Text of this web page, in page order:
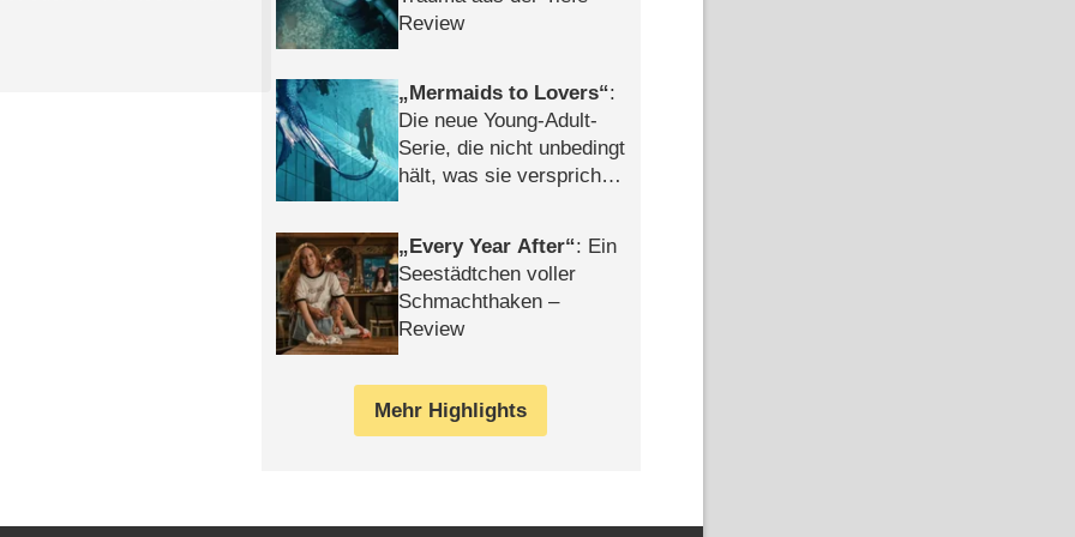
Review
Mermaids to Lovers :
Die neue Young-Adult-
Serie, die nicht unbedingt
hält, was sie verspricht –
Every Year After : Ein
Seestädtchen voller
Schmachthaken –
Review
Mehr Highlights